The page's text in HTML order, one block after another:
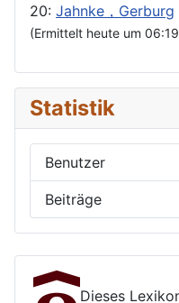
20: Jahnke，Gerburg
(Ermittelt heute um
Statistik
Benutzer
Beiträge
Dieses